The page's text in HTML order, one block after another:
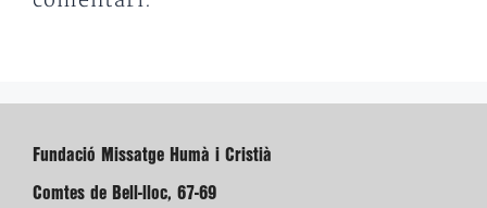
Fundació Missatge Humà i Cristià
Comtes de Bell-lloc, 67-69